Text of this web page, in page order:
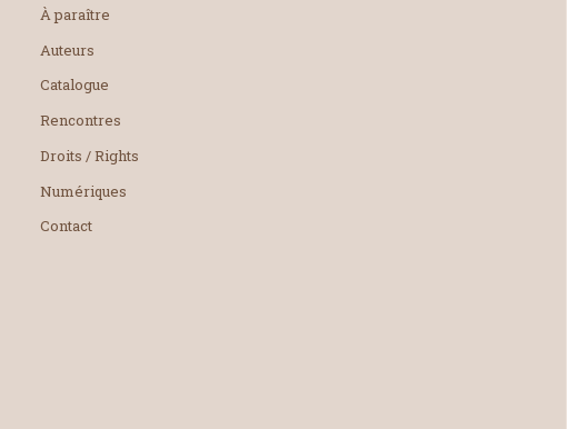
À paraître
Auteurs
Catalogue
Rencontres
Droits / Rights
Numériques
Contact